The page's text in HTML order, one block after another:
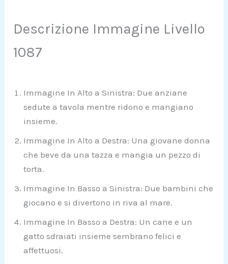
Descrizione Immagine Livello
1087
Immagine In Alto a Sinistra: Due anziane
sedute a tavola mentre ridono e mangiano
insieme.
Immagine In Alto a Destra: Una giovane donna
che beve da una tazza e mangia un pezzo di
torta.
Immagine In Basso a Sinistra: Due bambini che
giocano e si divertono in riva al mare.
Immagine In Basso a Destra: Un cane e un
gatto sdraiati insieme sembrano felici e
affettuosi.